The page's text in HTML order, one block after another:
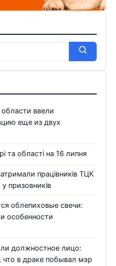
ввели
еще из двух
та області на 16 липня
працівників ТЦК
призовників
облепиховые свечи:
особенности
должностное лицо:
в драке побывал мэр